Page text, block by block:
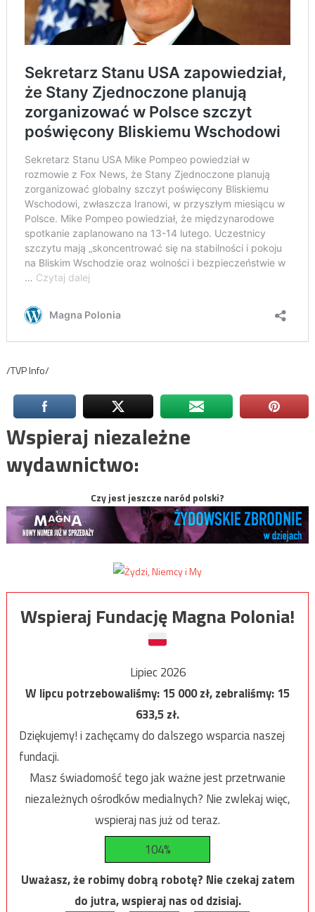
/TVP Info/
Wspieraj niezależne
wydawnictwo:
Czy jest jeszcze naród polski?
Wspieraj Fundację Magna Polonia!
Lipiec 2026
W lipcu potrzebowaliśmy:15 000zł, zebraliśmy:15
633,5zł.
Dziękujemy! i zachęcamy do dalszego wsparcia naszej
fundacji.
Masz świadomość tego jak ważne jest przetrwanie
niezależnych ośrodków medialnych? Nie zwlekaj więc,
wspieraj nas już od teraz.
104%
Uważasz, że robimy dobrą robotę? Nie czekaj zatem
do jutra, wspieraj nas od dzisiaj.